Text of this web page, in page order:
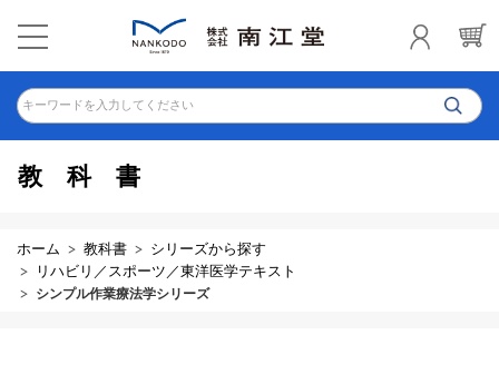
キーワードを入力してください
教科書
ホーム 教科書
シリーズから探す
リハビリ／スポーツ／東洋医学テキスト
シンプル作業療法学シリーズ